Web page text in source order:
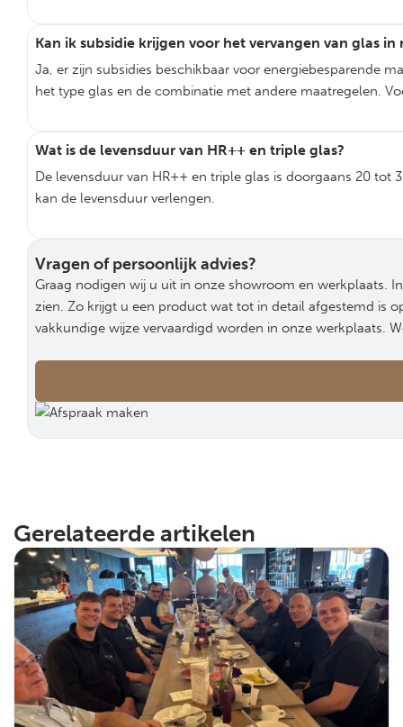
Kan ik subsidie krijgen voor het vervangen van glas
Ja, er zijn subsidies beschikbaar voor energiebesparende
het type glas en de combinatie met andere maatregelen.
Wat is de levensduur van HR++ en triple glas?
De levensduur van HR++ en triple glas is doorgaans 20 tot
kan de levensduur verlengen.
Vragen of persoonlijk advies?
Graag nodigen wij u uit in onze showroom en werkplaats.
zien. Zo krijgt u een product wat tot in detail afgestemd is
vakkundige wijze vervaardigd worden in onze werkplaats.
Gerelateerde artikelen